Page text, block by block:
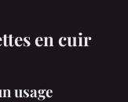
en cuir
usage